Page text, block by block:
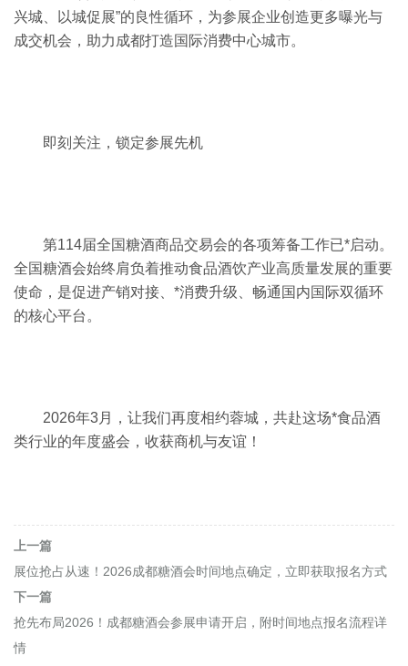
兴城、以城促展”的良性循环，为参展企业创造更多曝光与
成交机会，助力成都打造国际消费中心城市。
即刻关注，锁定参展先机
第114届全国糖酒商品交易会的各项筹备工作已*启动。
全国糖酒会始终肩负着推动食品酒饮产业高质量发展的重要
使命，是促进产销对接、*消费升级、畅通国内国际双循环
的核心平台。
2026年3月，让我们再度相约蓉城，共赴这场*食品酒
类行业的年度盛会，收获商机与友谊！
上一篇
展位抢占从速！2026成都糖酒会时间地点确定，立即获取报名方式
下一篇
抢先布局2026！成都糖酒会参展申请开启，附时间地点报名流程详
情